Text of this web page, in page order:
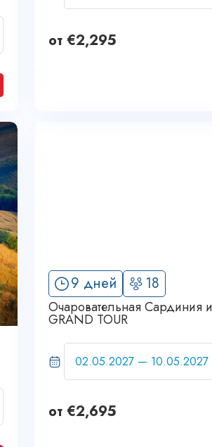
от €2,295
9 дней 18
Очаровательная Сардиния
GRAND TOUR
от €2,695